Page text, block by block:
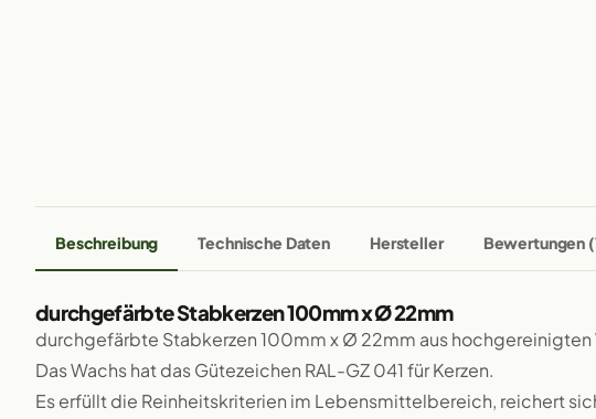
Beschreibung Technische Daten Hersteller Bewertungen
durchgefärbte Stabkerzen 100mm x Ø 22mm
durchgefärbte Stabkerzen 100mm x Ø 22mm aus
Das Wachs hat das Gütezeichen RAL-GZ 041 für Kerzen.
Es erfüllt die Reinheitskriterien im Lebensmittelbereich, reichert